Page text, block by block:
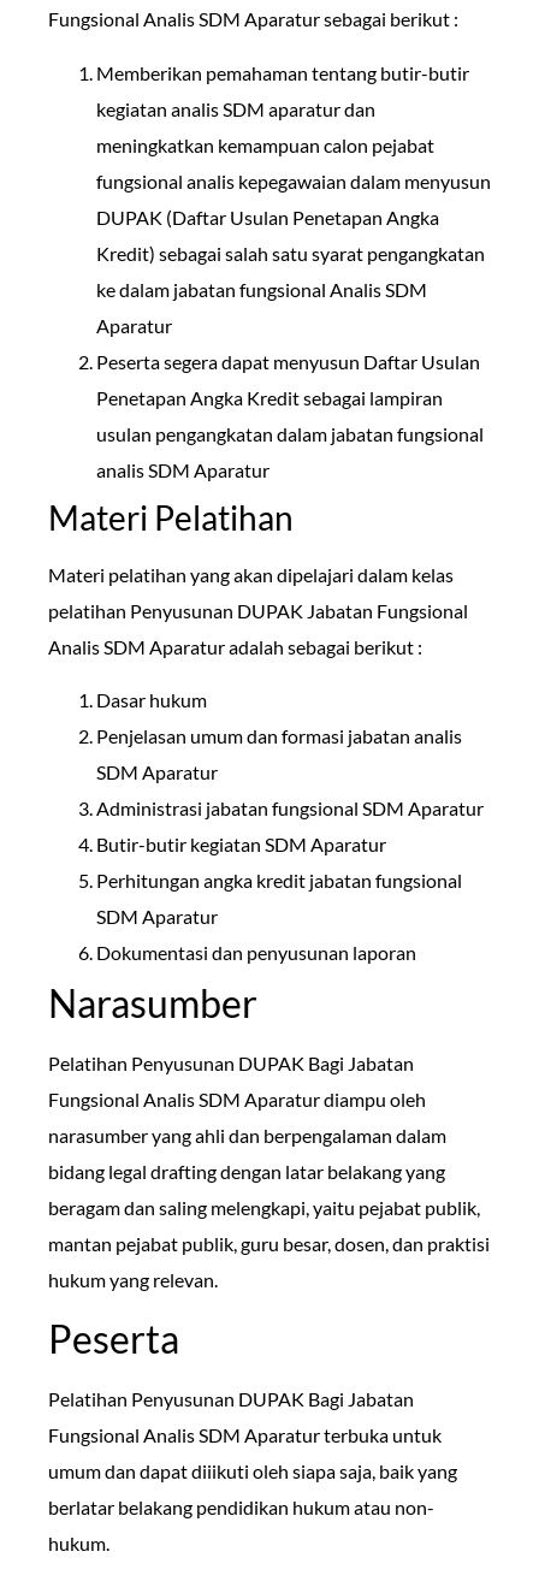
Fungsional Analis SDM Aparatur sebagai berikut :
Memberikan pemahaman tentang butir-butir
kegiatan analis SDM aparatur dan
meningkatkan kemampuan calon pejabat
fungsional analis kepegawaian dalam menyusun
DUPAK (Daftar Usulan Penetapan Angka
Kredit) sebagai salah satu syarat pengangkatan
ke dalam jabatan fungsional Analis SDM
Aparatur
Peserta segera dapat menyusun Daftar Usulan
Penetapan Angka Kredit sebagai lampiran
usulan pengangkatan dalam jabatan fungsional
analis SDM Aparatur
Materi Pelatihan
Materi pelatihan yang akan dipelajari dalam kelas
pelatihan Penyusunan DUPAK Jabatan Fungsional
Analis SDM Aparatur adalah sebagai berikut :
Dasar hukum
Penjelasan umum dan formasi jabatan analis
SDM Aparatur
Administrasi jabatan fungsional SDM Aparatur
Butir-butir kegiatan SDM Aparatur
Perhitungan angka kredit jabatan fungsional
SDM Aparatur
Dokumentasi dan penyusunan laporan
Narasumber
Pelatihan Penyusunan DUPAK Bagi Jabatan
Fungsional Analis SDM Aparatur diampu oleh
narasumber yang ahli dan berpengalaman dalam
bidang legal drafting dengan latar belakang yang
beragam dan saling melengkapi, yaitu pejabat publik,
mantan pejabat publik, guru besar, dosen, dan praktisi
hukum yang relevan.
Peserta
Pelatihan Penyusunan DUPAK Bagi Jabatan
Fungsional Analis SDM Aparatur terbuka untuk
umum dan dapat diiikuti oleh siapa saja, baik yang
berlatar belakang pendidikan hukum atau non-
hukum.